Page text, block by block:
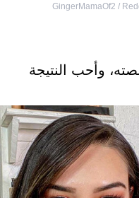
GingerMamaOf2 /
وأحب النتيجة